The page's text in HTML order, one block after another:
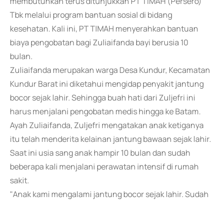
Tbk melalui program bantuan sosial di bidang
kesehatan. Kali ini, PT TIMAH menyerahkan bantuan
biaya pengobatan bagi Zuliaifanda bayi berusia 10
bulan.
Zuliaifanda merupakan warga Desa Kundur, Kecamatan
Kundur Barat ini diketahui mengidap penyakit jantung
bocor sejak lahir. Sehingga buah hati dari Zuljefri ini
harus menjalani pengobatan medis hingga ke Batam.
Ayah Zuliaifanda, Zuljefri mengatakan anak ketiganya
itu telah menderita kelainan jantung bawaan sejak lahir.
Saat ini usia sang anak hampir 10 bulan dan sudah
beberapa kali menjalani perawatan intensif di rumah
sakit.
"Anak kami mengalami jantung bocor sejak lahir. Sudah